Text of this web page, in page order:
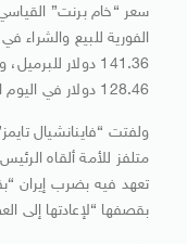
سعر “خام برنت”
الفورية للبيع والشراء
128.46 دولار في اليوم السابق.
ولفتت “فاينانشيال
متلفز للأمة ألقاه
تعهد فيه بضرب إيران
بقصفها “لإعادتها إلى